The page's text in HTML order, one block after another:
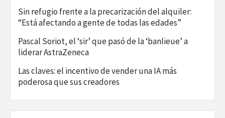
Sin refugio frente a la precarización del alquiler:
“Está afectando a gente de todas las edades”
Pascal Soriot, el ‘sir’ que pasó de la ‘banlieue’ a
liderar AstraZeneca
Las claves: el incentivo de vender una IA más
poderosa que sus creadores